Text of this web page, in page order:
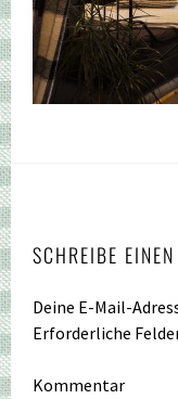
SCHREIBE
Deine E-Mail-
Erforderliche
Kommentar